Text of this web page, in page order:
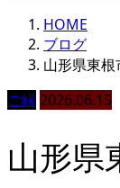
HOME
ブログ
山形県東
ご縁2026.06.15
山形県